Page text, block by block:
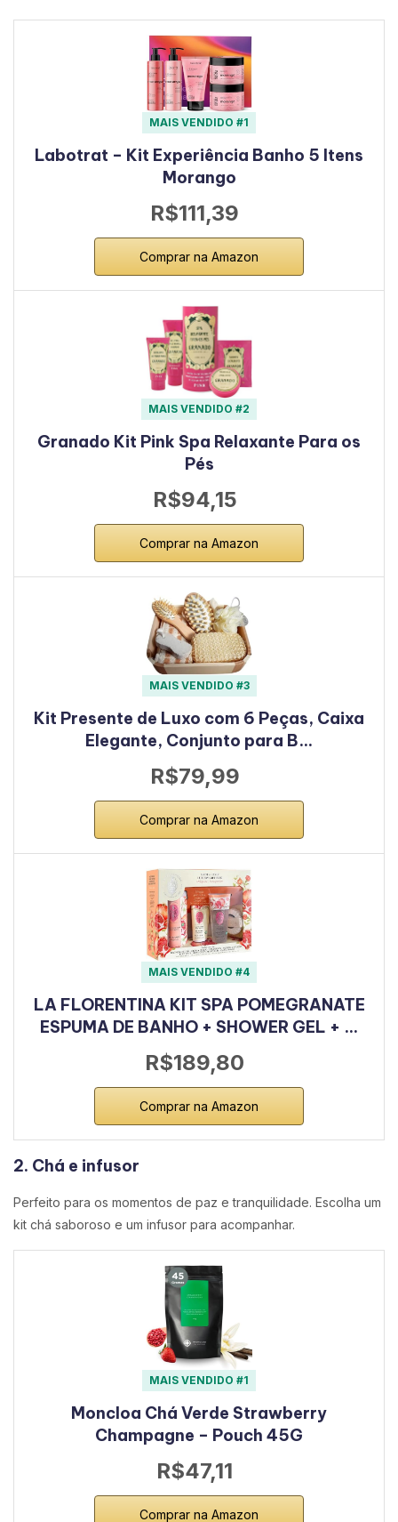
MAIS VENDIDO #1
Labotrat – Kit Experiência Banho 5 Itens
Morango
R$111,39
Comprar na Amazon
MAIS VENDIDO #2
Granado Kit Pink Spa Relaxante Para os
Pés
R$94,15
Comprar na Amazon
MAIS VENDIDO #3
Kit Presente de Luxo com 6 Peças, Caixa
Elegante, Conjunto para B…
R$79,99
Comprar na Amazon
MAIS VENDIDO #4
LA FLORENTINA KIT SPA POMEGRANATE
ESPUMA DE BANHO + SHOWER GEL + …
R$189,80
Comprar na Amazon
2. Chá e infusor
Perfeito para os momentos de paz e tranquilidade. Escolha um
kit chá saboroso e um infusor para acompanhar.
MAIS VENDIDO #1
Moncloa Chá Verde Strawberry
Champagne – Pouch 45G
R$47,11
Comprar na Amazon